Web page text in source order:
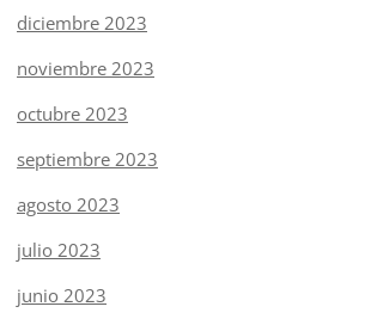
diciembre 2023
noviembre 2023
octubre 2023
septiembre 2023
agosto 2023
julio 2023
junio 2023